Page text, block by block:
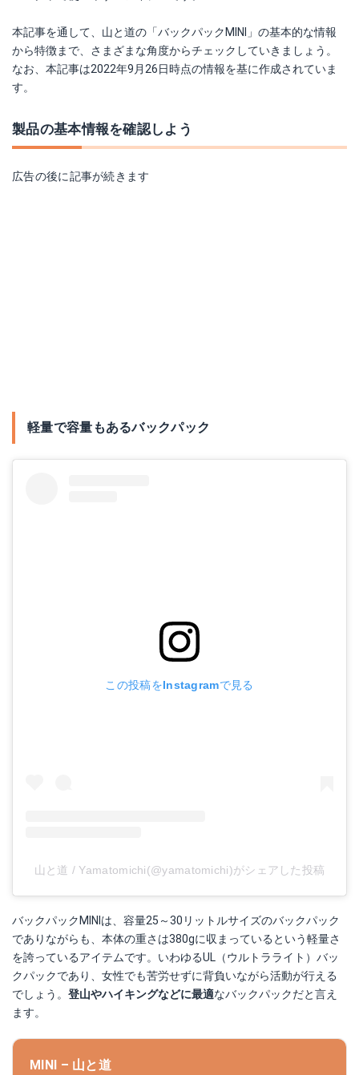
本記事を通して、山と道の「バックパックMINI」の基本的な情報
から特徴まで、さまざまな角度からチェックしていきましょう。
なお、本記事は2022年9月26日時点の情報を基に作成されていま
す。
製品の基本情報を確認しよう
広告の後に記事が続きます
軽量で容量もあるバックパック
この投稿をInstagramで見る
山と道 / Yamatomichi(@yamatomichi)がシェアした投稿
バックパックMINIは、容量25～30リットルサイズのバックパック
でありながらも、本体の重さは380gに収まっているという軽量さ
を誇っているアイテムです。いわゆるUL（ウルトラライト）バッ
クパックであり、女性でも苦労せずに背負いながら活動が行える
でしょう。 登山やハイキングなどに最適なバックパックだと言え
ます。
MINI – 山と道